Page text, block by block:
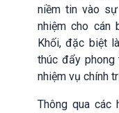
niềm tin vào
nhiệm cho cán
Khối, đặc biệt
thúc đẩy phong
nhiệm vụ chính
Thông qua các